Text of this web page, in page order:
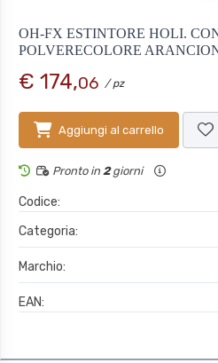
OH-FX ESTINTORE HOLI.
POLVERECOLORE
€ 174,06 / pz
Aggiungi al carrello
Pronto in 2giorni
Codice:
Categoria:
Marchio:
EAN: